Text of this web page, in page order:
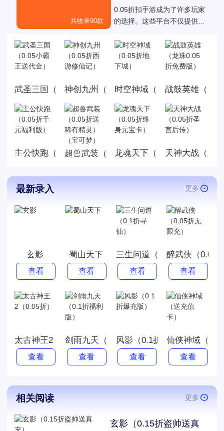
共收录90款
0.05折扣手游成为了许多玩家
的选择。这些平台不仅提供了
各种折扣福利活动优化了玩家
的游戏体验，0.05折扣手游成
为了许多玩家的选择。
武圣三国（0.05小霸王送代金）
神创九州（0.05折西游修仙记）
时空神域（0.05折地下城）
战鼓英雄（龙
主公快跑（0.05折千元福利版）
超兽武装（0.05折送稀有精灵）（宝可梦
龙魂天下（0.05折终身元宝
天神大战（
最新录入 更多
玄影
查看
蜀山天下
查看
三生问道（0.1折寻仙）
查看
醉武侠（0.05
查看
太古神王2（0.05折）
查看
剑雨九天（0.1折福利版）
查看
风影（0.1折爆充版）
查看
仙侠神域（送
查看
相关阅读 更多
玄影（0.15折盗帅送真